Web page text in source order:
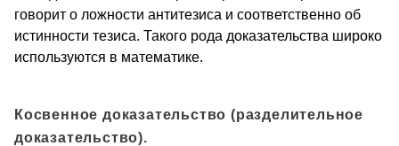
говорит о ложности антитезиса и соответственно об
истинности тезиса. Такого рода доказательства широко
используются в математике.
Косвенное доказательство (разделительное
доказательство).